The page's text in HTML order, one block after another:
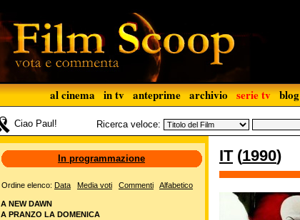
al cinema in tv anteprime archivio serie tv blog
Ciao Paul! Ricerca veloce:
IT(1990)
In programmazione
Ordine elenco: Data Media voti Commenti Alfabetico
A NEW DAWN
A PRANZO LA DOMENICA